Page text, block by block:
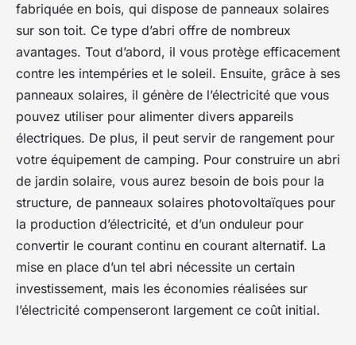
fabriquée en bois, qui dispose de panneaux solaires
sur son toit. Ce type d’abri offre de nombreux
avantages. Tout d’abord, il vous protège efficacement
contre les intempéries et le soleil. Ensuite, grâce à ses
panneaux solaires, il génère de l’électricité que vous
pouvez utiliser pour alimenter divers appareils
électriques. De plus, il peut servir de rangement pour
votre équipement de camping. Pour construire un abri
de jardin solaire, vous aurez besoin de bois pour la
structure, de panneaux solaires photovoltaïques pour
la production d’électricité, et d’un onduleur pour
convertir le courant continu en courant alternatif. La
mise en place d’un tel abri nécessite un certain
investissement, mais les économies réalisées sur
l’électricité compenseront largement ce coût initial.